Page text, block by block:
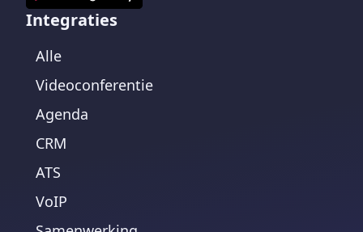
Integraties
Alle
Videoconferentie
Agenda
CRM
ATS
VoIP